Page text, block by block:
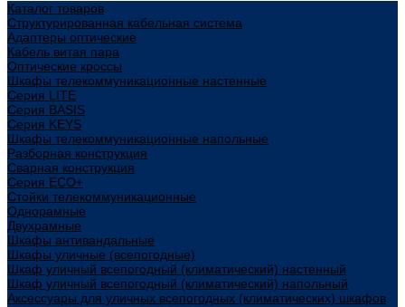
Каталог товаров
Структурированная кабельная система
Адаптеры оптические
Кабель витая пара
Оптические кроссы
Шкафы телекоммуникационные настенные
Cерия LITE
Cерия BASIS
Cерия KEYS
Шкафы телекоммуникационные напольные
Разборная конструкция
Сварная конструкция
Серия ECO+
Стойки телекоммуникационные
Однорамные
Двухрамные
Шкафы антивандальные
Шкафы уличные (всепогодные)
Шкаф уличный всепогодный (климатический) настенный
Шкаф уличный всепогодный (климатический) напольный
Аксессуары для уличных всепогодных (климатических) шкафов